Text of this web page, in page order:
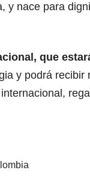
y nace para
que
y podrá recibir